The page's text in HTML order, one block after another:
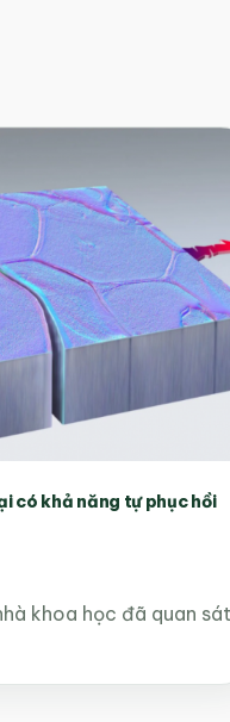
có khả năng tự phục hồi
khoa học đã quan sát